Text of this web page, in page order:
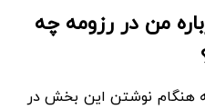
من در رزومه چه
هنگام نوشتن این بخش در